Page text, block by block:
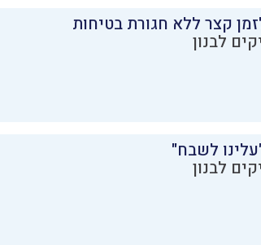
קצר ללא חגורת בטיחות
לבנון
לשבח"
לבנון